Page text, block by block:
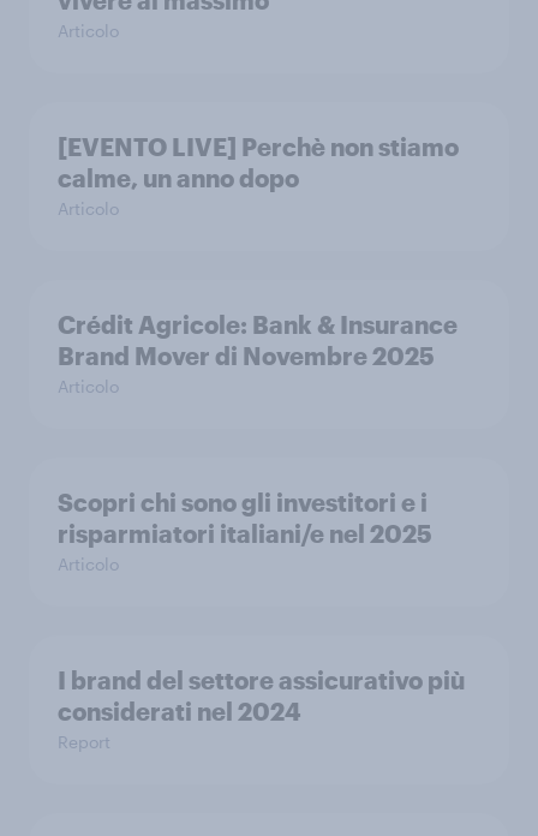
Articolo
[EVENTO LIVE] Perchè non stiamo
calme, un anno dopo
Articolo
Crédit Agricole: Bank & Insurance
Brand Mover di Novembre 2025
Articolo
Scopri chi sono gli investitori e i
risparmiatori italiani/e nel 2025
Articolo
I brand del settore assicurativo più
considerati nel 2024
Report